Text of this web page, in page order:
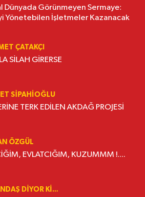
Dünyada Görünmeyen Sermaye:
Yönetebilen İşletmeler Kazanacak
ÇATAKÇI
SİLAH GİRERSE
SİPAHİOĞLU
TERK EDİLEN AKDAĞ PROJESİ
ÖZGÜL
EVLATCIĞIM, KUZUMMM !....
DIYOR KI...